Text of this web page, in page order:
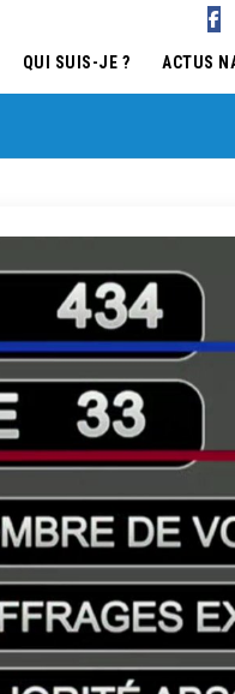
QUI SUIS-JE ? ACTUS